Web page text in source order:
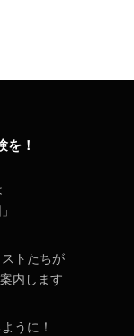
！
トたちが
内します
うに！